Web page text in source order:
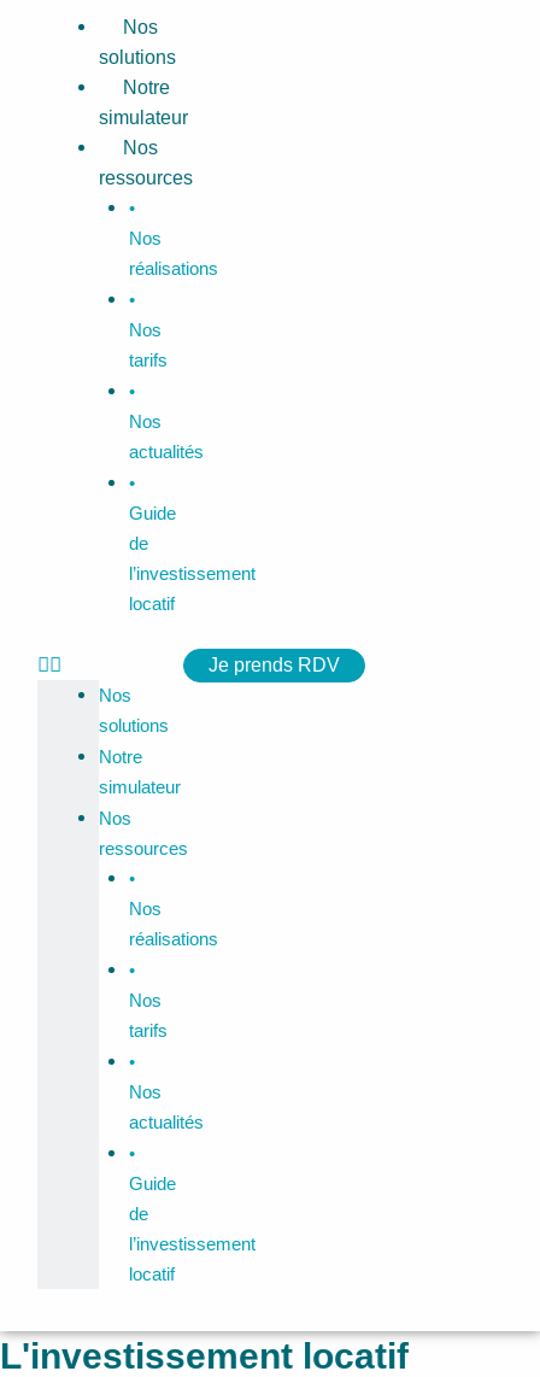
Nos
solutions
Notre
simulateur
Nos
ressources
•
Nos
réalisations
•
Nos
tarifs
•
Nos
actualités
•
Guide
de
l’investissement
locatif
Menu
Nos
solutions
Notre
simulateur
Nos
ressources
•
Nos
réalisations
•
Nos
tarifs
•
Nos
actualités
•
Guide
de
l’investissement
locatif
Je prends RDV
L'investissement locatif